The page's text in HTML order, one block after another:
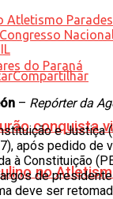
conquista
no
Compartilhar
– Repórter da
e Justiça
após pedido de
à Constituição
de
deve ser